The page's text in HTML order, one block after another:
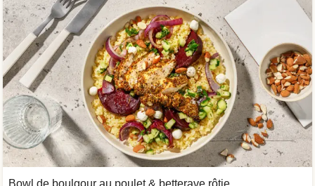
Bowl de boulgour au poulet & betterave rôtie